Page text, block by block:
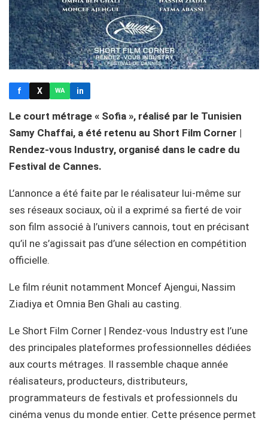
f X WA in
Le court métrage « Sofia », réalisé par le Tunisien
Samy Chaffai, a été retenu au Short Film Corner |
Rendez-vous Industry, organisé dans le cadre du
Festival de Cannes.
L’annonce a été faite par le réalisateur lui-même sur
ses réseaux sociaux, où il a exprimé sa fierté de voir
son film associé à l’univers cannois, tout en précisant
qu’il ne s’agissait pas d’une sélection en compétition
officielle.
Le film réunit notamment Moncef Ajengui, Nassim
Ziadiya et Omnia Ben Ghali au casting.
Le Short Film Corner | Rendez-vous Industry est l’une
des principales plateformes professionnelles dédiées
aux courts métrages. Il rassemble chaque année
réalisateurs, producteurs, distributeurs,
programmateurs de festivals et professionnels du
cinéma venus du monde entier. Cette présence permet